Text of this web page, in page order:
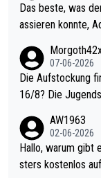
Das beste, was
assieren konnte,
07-06-2026
Die Aufstockung
16/8? Die Jugendspiele waren letztes Jahr durchaus sehr kurz
Allerdings ist Mitchell Lawrie als
ziert. Somit
sters erstmal nichts. Ich denke sie wollen damit für
AW1963
02-06-2026
Hallo, warum gibt es keinen Hinweis, dass die Nordic Darts Ma
sters kostenlos